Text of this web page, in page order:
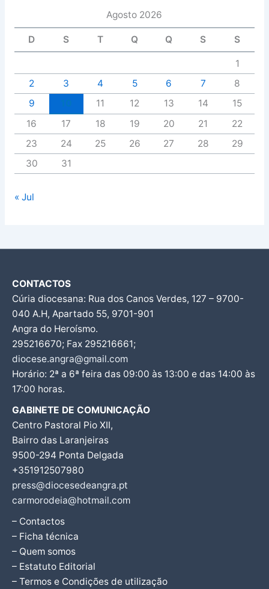
Agosto 2026
D S T Q Q S S
1
2
3 4 5 6 7
8
9
11 12 13 14
15
16
17 18 19 20 21
22
23
24 25 26 27 28
29
30
31
« Jul
CONTACTOS
Cúria diocesana: Rua dos Canos Verdes, 127 – 9700-
040 A.H, Apartado 55, 9701-901
Angra do Heroísmo.
295216670; Fax 295216661;
diocese.angra@gmail.com
Horário: 2ª a 6ª feira das 09:00 às 13:00 e das 14:00 às
17:00 horas.
GABINETE DE COMUNICAÇÃO
Centro Pastoral Pio XII,
Bairro das Laranjeiras
9500-294 Ponta Delgada
+351912507980
press@diocesedeangra.pt
carmorodeia@hotmail.com
– Contactos
– Ficha técnica
– Quem somos
– Estatuto Editorial
– Termos e Condições de utilização